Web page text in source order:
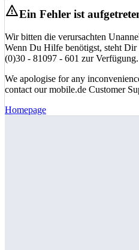
Ein Fehler ist
Wir bitten die verursachten
Wenn Du Hilfe benötigst, steht
(0)30 - 81097 - 601 zur Verfügung.
We apologise for any
contact our mobile.de Customer
Homepage